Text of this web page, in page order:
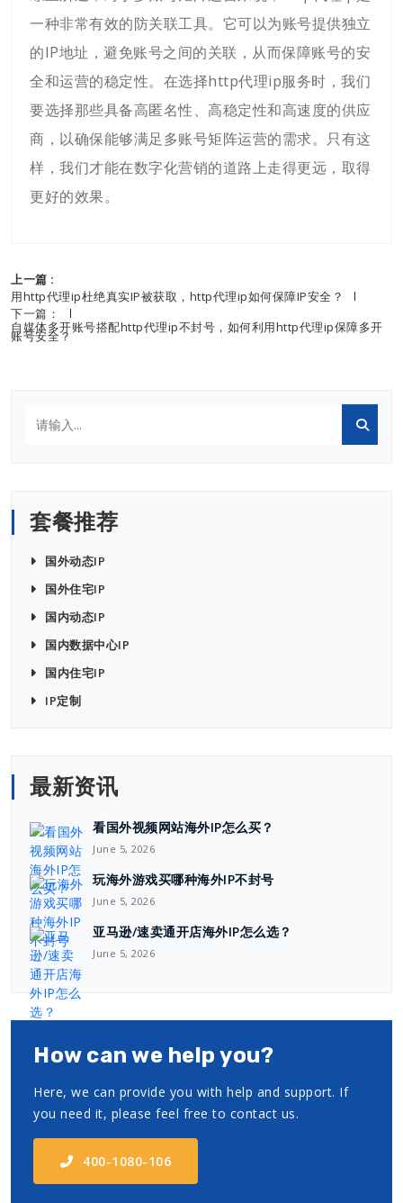
一种非常有效的防关联工具。它可以为账号提供独立
的IP地址，避免账号之间的关联，从而保障账号的安
全和运营的稳定性。在选择http代理ip服务时，我们
要选择那些具备高匿名性、高稳定性和高速度的供应
商，以确保能够满足多账号矩阵运营的需求。只有这
样，我们才能在数字化营销的道路上走得更远，取得
更好的效果。
上一篇 :
用http代理ip杜绝真实IP被获取，http代理ip如何保障IP安全？
下一篇：
自媒体多开账号搭配http代理ip不封号，如何利用http代理ip保障多开
账号安全？
套餐推荐
国外动态IP
国外住宅IP
国内动态IP
国内数据中心IP
国内住宅IP
IP定制
最新资讯
看国外视频网站海外IP怎么买？
June 5, 2026
玩海外游戏买哪种海外IP不封号
June 5, 2026
亚马逊/速卖通开店海外IP怎么选？
June 5, 2026
How can we help you?
Here, we can provide you with help and support. If
you need it, please feel free to contact us.
400-1080-106